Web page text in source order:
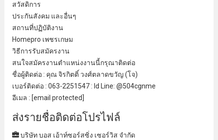
สวัสดิการ
ประกันสังคม และอื่นๆ
สถานที่ปฏิบัติงาน
Homepro เพชรเกษม
วิธีการรับสมัครงาน
สนใจสมัครงานตําแหน่งงานนี้กรุณาติดต่อ
ชื่อผู้ติดต่อ : คุณ จิรกิตติ์ วงศ์ตลาดขวัญ (โจ)
เบอร์ติดต่อ : 063-2251547 : Id Line: @504cgnme
อีเมล : [email protected]
ส่งรายชื่อติดต่อโปรไฟล์
บริษัท บอส เอ้าท์ซอร์สซิ่ง เซอร์วิส จํากัด